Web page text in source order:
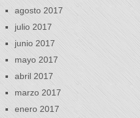
agosto 2017
julio 2017
junio 2017
mayo 2017
abril 2017
marzo 2017
enero 2017